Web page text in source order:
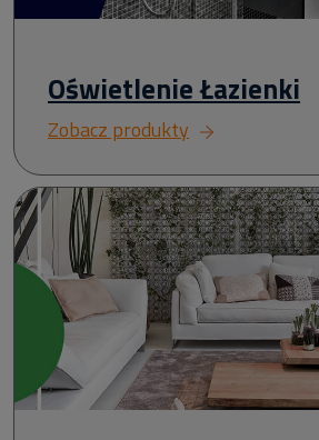
Oświetlenie Łazienki
Zobacz produkty